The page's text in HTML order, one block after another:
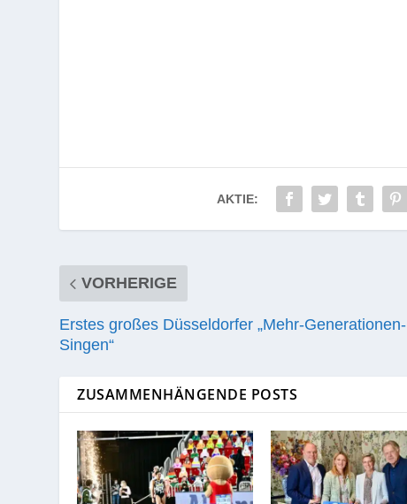
AKTIE:
VORHERIGE
Erstes großes Düsseldorfer „Mehr-Generationen-
Singen“
ZUSAMMENHÄNGENDE POSTS